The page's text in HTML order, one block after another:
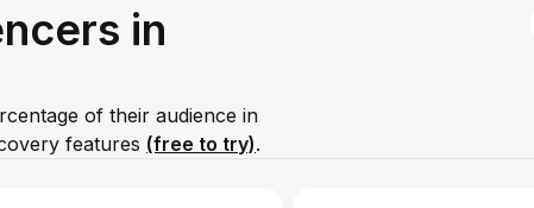
in
of their audience in
features (free to try).